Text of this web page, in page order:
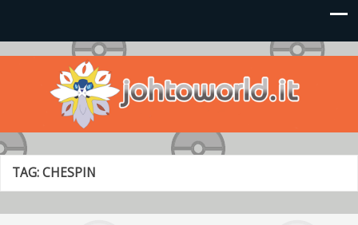
Johto World
Le novità più frizzanti dall'universo Pokémon e Nintendo
TAG:CHESPIN